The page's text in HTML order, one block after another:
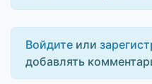
Войдите или
добавлять